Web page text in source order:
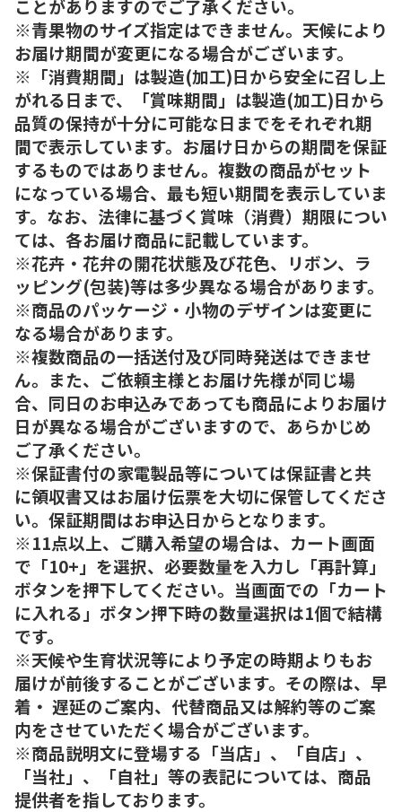
ことがありますのでご了承ください。
※青果物のサイズ指定はできません。天候により
お届け期間が変更になる場合がございます。
※「消費期間」は製造(加工)日から安全に召し上
がれる日まで、「賞味期間」は製造(加工)日から
品質の保持が十分に可能な日までをそれぞれ期
間で表示しています。お届け日からの期間を保証
するものではありません。複数の商品がセット
になっている場合、最も短い期間を表示していま
す。なお、法律に基づく賞味（消費）期限につい
ては、各お届け商品に記載しています。
※花卉・花弁の開花状態及び花色、リボン、ラ
ッピング(包装)等は多少異なる場合があります。
※商品のパッケージ・小物のデザインは変更に
なる場合があります。
※複数商品の一括送付及び同時発送はできませ
ん。また、ご依頼主様とお届け先様が同じ場
合、同日のお申込みであっても商品によりお届け
日が異なる場合がございますので、あらかじめ
ご了承ください。
※保証書付の家電製品等については保証書と共
に領収書又はお届け伝票を大切に保管してくださ
い。保証期間はお申込日からとなります。
※11点以上、ご購入希望の場合は、カート画面
で「10+」を選択、必要数量を入力し「再計算」
ボタンを押下してください。当画面での「カート
に入れる」ボタン押下時の数量選択は1個で結構
です。
※天候や生育状況等により予定の時期よりもお
届けが前後することがございます。その際は、早
着・ 遅延のご案内、代替商品又は解約等のご案
内をさせていただく場合がございます。
※商品説明文に登場する「当店」、「自店」、
「当社」、「自社」等の表記については、商品
提供者を指しております。